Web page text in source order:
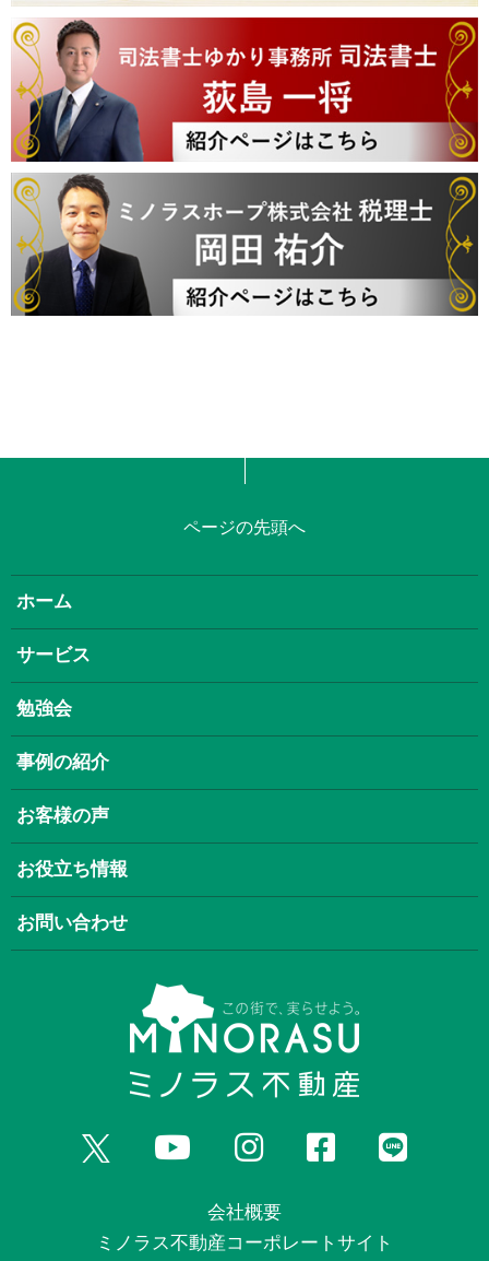
ページの先頭へ
ホーム
サービス
勉強会
事例の紹介
お客様の声
お役立ち情報
お問い合わせ
会社概要
ミノラス不動産コーポレートサイト